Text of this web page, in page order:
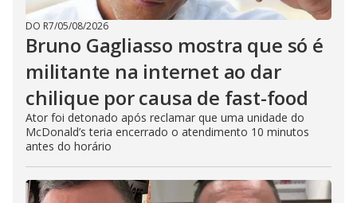
DO R7/05/08/2026
Bruno Gagliasso mostra que só é
militante na internet ao dar
chilique por causa de fast-food
Ator foi detonado após reclamar que uma unidade do
McDonald’s teria encerrado o atendimento 10 minutos
antes do horário